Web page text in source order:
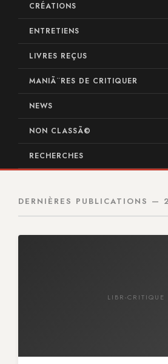
CRÉATIONS
ENTRETIENS
LIVRES REÇUS
MANIÃ¨RES DE CRITIQUER
NEWS
NON CLASSÃ©
RECHERCHES
DERNIÈRES PUBLICATIONS —
LIBR-CRITIQUE